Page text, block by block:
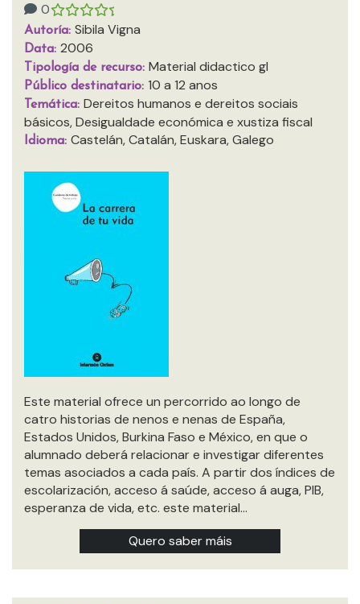
0
Autoría: Sibila Vigna
Data: 2006
Tipología de recurso: Material didactico gl
Público destinatario: 10 a 12 anos
Temática: Dereitos humanos e dereitos sociais
básicos, Desigualdade económica e xustiza fiscal
Idioma: Castelán, Catalán, Euskara, Galego
Este material ofrece un percorrido ao longo de
catro historias de nenos e nenas de España,
Estados Unidos, Burkina Faso e México, en que o
alumnado deberá relacionar e investigar diferentes
temas asociados a cada país. A partir dos índices de
escolarización, acceso á saúde, acceso á auga, PIB,
esperanza de vida, etc. este material…
Quero saber máis